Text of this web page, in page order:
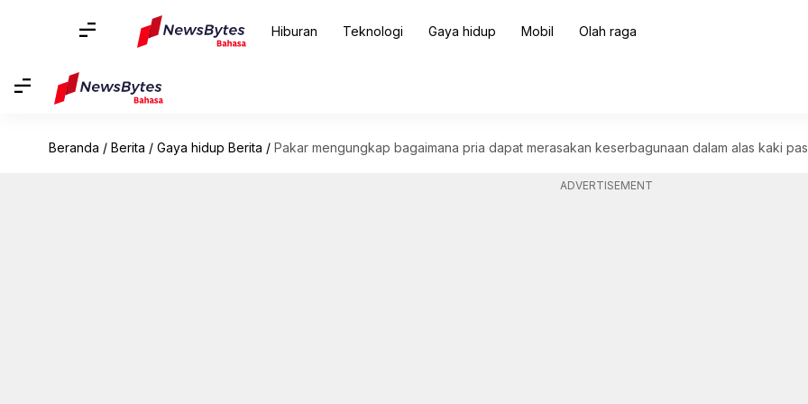
Hiburan Teknologi Gaya hidup Mobil Olah raga
Beranda / Berita / Gaya hidup Berita / Pakar mengungkap bagaimana pria dapat merasakan keserbagunaan dalam alas kaki
ADVERTISEMENT